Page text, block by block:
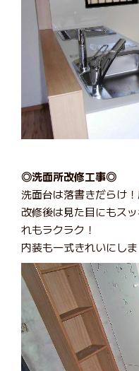
◎洗面所改修工事◎
洗面台は落書きだらけ
改修後は見た目にもス
れもラクラク！
内装も一式きれいにしま